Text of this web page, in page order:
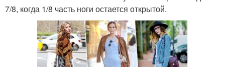
7/8, когда 1/8 часть ноги остается открытой.